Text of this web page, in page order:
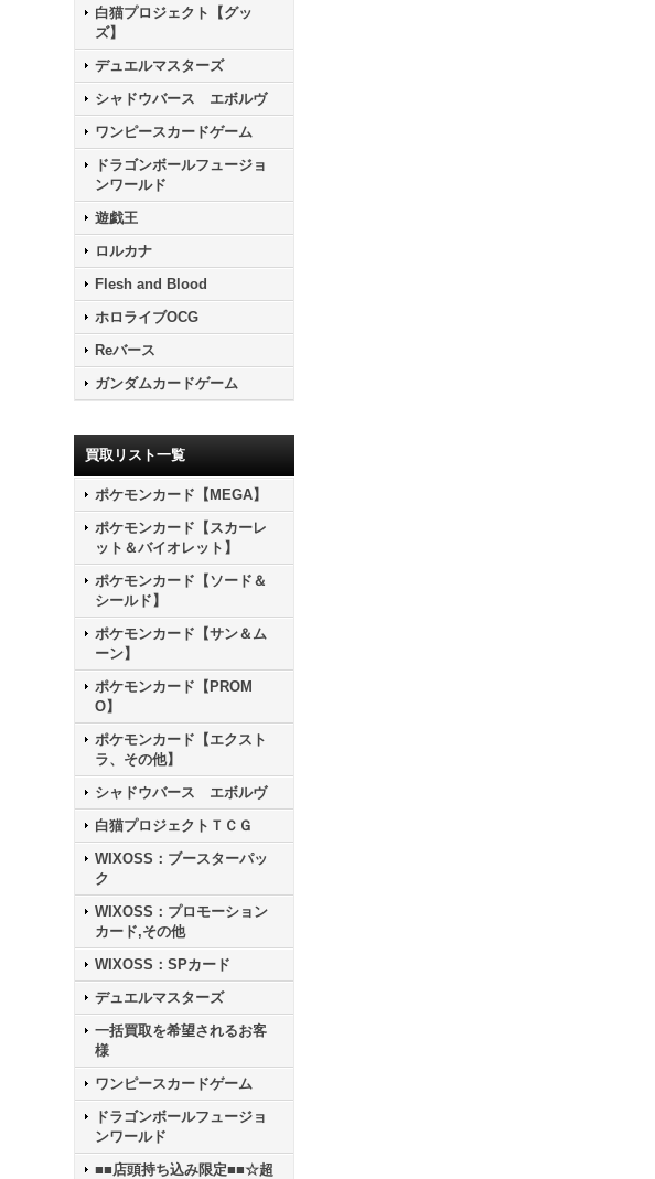
白猫プロジェクト【グッ
ズ】
デュエルマスターズ
シャドウバース エボルヴ
ワンピースカードゲーム
ドラゴンボールフュージョ
ンワールド
遊戯王
ロルカナ
Flesh and Blood
ホロライブOCG
Reバース
ガンダムカードゲーム
買取リスト一覧
ポケモンカード【MEGA】
ポケモンカード【スカーレ
ット＆バイオレット】
ポケモンカード【ソード＆
シールド】
ポケモンカード【サン＆ム
ーン】
ポケモンカード【PROM
O】
ポケモンカード【エクスト
ラ、その他】
シャドウバース エボルヴ
白猫プロジェクトＴＣＧ
WIXOSS：ブースターパッ
ク
WIXOSS：プロモーション
カード,その他
WIXOSS：SPカード
デュエルマスターズ
一括買取を希望されるお客
様
ワンピースカードゲーム
ドラゴンボールフュージョ
ンワールド
■■店頭持ち込み限定■■☆超